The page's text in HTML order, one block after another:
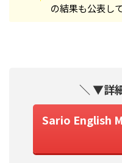
の結果も公表し
＼ ▼詳
Sario English